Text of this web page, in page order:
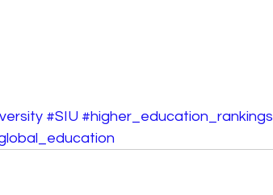
#SIU #higher_education_rankings